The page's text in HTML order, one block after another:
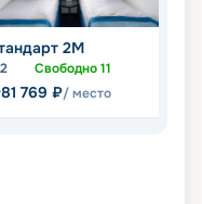
2M
2 Свободно11
81 769 ₽/ место